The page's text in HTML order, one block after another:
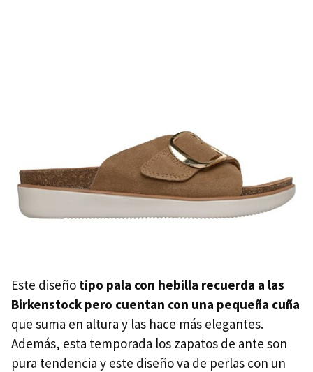
Este diseño tipo pala con hebilla recuerda a las
Birkenstock pero cuentan con una pequeña cuña
que suma en altura y las hace más elegantes.
Además, esta temporada los zapatos de ante son
pura tendencia y este diseño va de perlas con un